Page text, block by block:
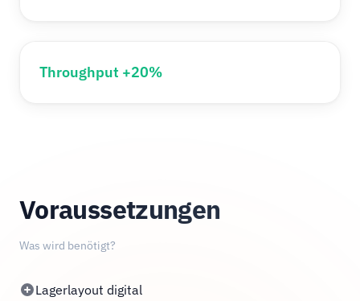
Throughput +20%
Voraussetzungen
Was wird benötigt?
Lagerlayout digital